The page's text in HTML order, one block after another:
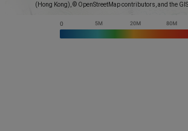
(Hong Kong), © OpenStreetMap contributors, and the